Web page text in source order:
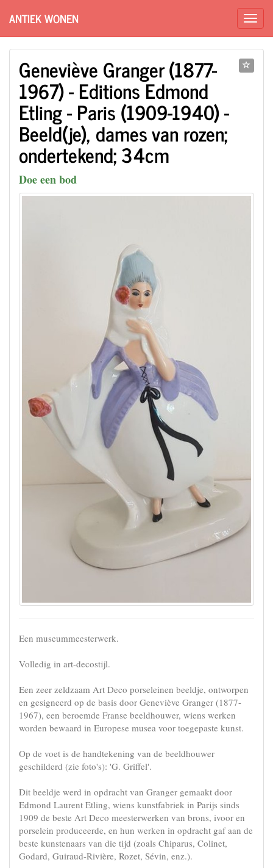
ANTIEK WONEN
Geneviève Granger (1877-
1967) - Editions Edmond
Etling - Paris (1909-1940) -
Beeld(je), dames van rozen;
ondertekend; 34cm
Doe een bod
Een museummeesterwerk.
Volledig in art-decostijl.
Een zeer zeldzaam Art Deco porseleinen beeldje, ontworpen
en gesigneerd op de basis door Geneviève Granger (1877-
1967), een beroemde Franse beeldhouwer, wiens werken
worden bewaard in Europese musea voor toegepaste kunst.
Op de voet is de handtekening van de beeldhouwer
geschilderd (zie foto's): 'G. Griffel'.
Dit beeldje werd in opdracht van Granger gemaakt door
Edmond Laurent Etling, wiens kunstfabriek in Parijs sinds
1909 de beste Art Deco meesterwerken van brons, ivoor en
porselein produceerde, en hun werken in opdracht gaf aan de
beste kunstenaars van die tijd (zoals Chiparus, Colinet,
Godard, Guiraud-Rivière, Rozet, Sévin, enz.).